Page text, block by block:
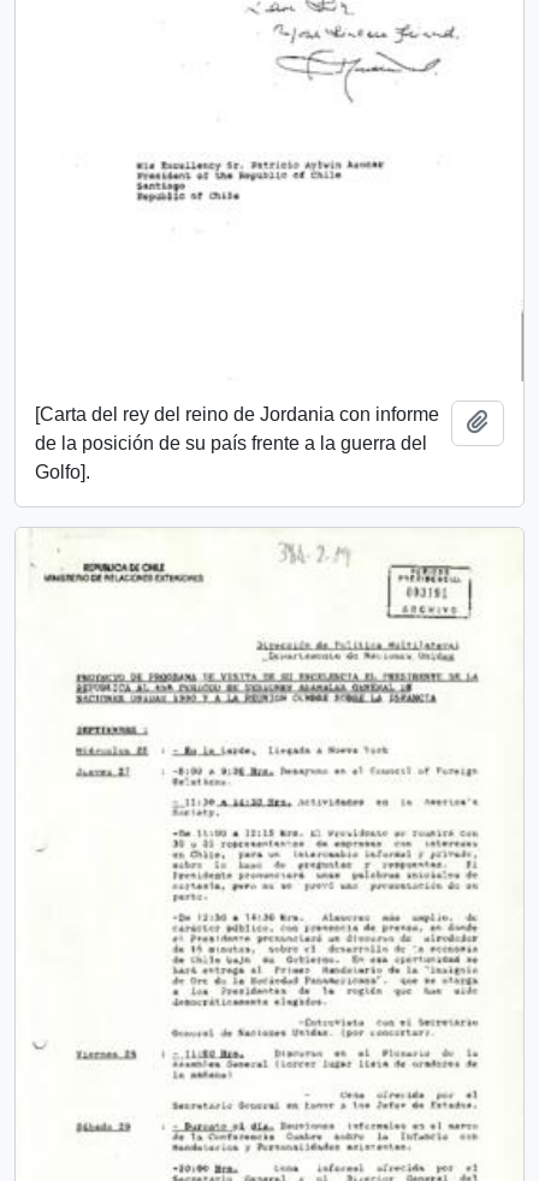
[Carta del rey del reino de Jordania con informe
de la posición de su país frente a la guerra del
Golfo].